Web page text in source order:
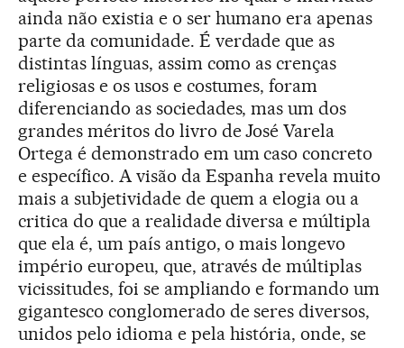
ainda não existia e o ser humano era apenas
parte da comunidade. É verdade que as
distintas línguas, assim como as crenças
religiosas e os usos e costumes, foram
diferenciando as sociedades, mas um dos
grandes méritos do livro de José Varela
Ortega é demonstrado em um caso concreto
e específico. A visão da Espanha revela muito
mais a subjetividade de quem a elogia ou a
critica do que a realidade diversa e múltipla
que ela é, um país antigo, o mais longevo
império europeu, que, através de múltiplas
vicissitudes, foi se ampliando e formando um
gigantesco conglomerado de seres diversos,
unidos pelo idioma e pela história, onde, se